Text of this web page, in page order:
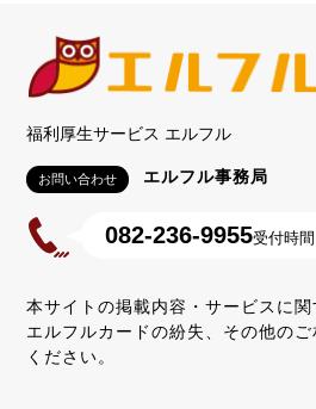
福利厚生サービス エルフル
お問い合わせ エルフル事務局
082-236-9955受付時
本サイトの掲載内容・サービスに関
エルフルカードの紛失、その他の
ください。